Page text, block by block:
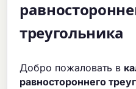
треугольника
Добро пожаловать в
равностороннего